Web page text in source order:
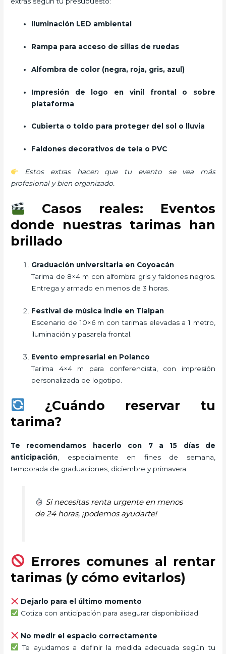
Iluminación LED ambiental
Rampa para acceso de sillas de ruedas
Alfombra de color (negra, roja, gris, azul)
Impresión de logo en vinil frontal o sobre
plataforma
Cubierta o toldo para proteger del sol o lluvia
Faldones decorativos de tela o PVC
Estos extras hacen que tu evento se vea más
profesional y bien organizado.
Casos reales: Eventos
donde nuestras tarimas han
brillado
Graduación universitaria en Coyoacán
Tarima de 8×4 m con alfombra gris y faldones negros.
Entrega y armado en menos de 3 horas.
Festival de música indie en Tlalpan
Escenario de 10×6 m con tarimas elevadas a 1 metro,
iluminación y pasarela frontal.
Evento empresarial en Polanco
Tarima 4×4 m para conferencista, con impresión
personalizada de logotipo.
¿Cuándo reservar tu
tarima?
Te recomendamos hacerlo con 7 a 15 días de
anticipación , especialmente en fines de semana,
temporada de graduaciones, diciembre y primavera.
Si necesitas renta urgente en menos
de 24 horas, ¡podemos ayudarte!
Errores comunes al rentar
tarimas (y cómo evitarlos)
Dejarlo para el último momento
Cotiza con anticipación para asegurar disponibilidad
No medir el espacio correctamente
Te ayudamos a definir la medida adecuada según tu